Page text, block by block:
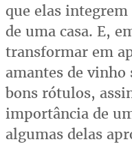
que elas
de uma casa. E,
transformar em
amantes de
bons rótulos,
importância de
algumas delas